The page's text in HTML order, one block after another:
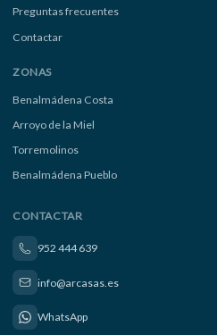
Preguntas frecuentes
Contactar
ZONAS
Benalmádena Costa
Arroyo de la Miel
Torremolinos
Benalmádena Pueblo
CONTACTAR
952 444 639
info@arcasas.es
WhatsApp